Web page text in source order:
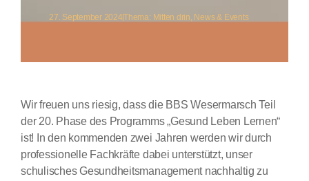
27. September 2024Thema: Mitten drin, News & Events
Wir freuen uns riesig, dass die BBS Wesermarsch Teil
der 20. Phase des Programms „Gesund Leben Lernen“
ist! In den kommenden zwei Jahren werden wir durch
professionelle Fachkräfte dabei unterstützt, unser
schulisches Gesundheitsmanagement nachhaltig zu